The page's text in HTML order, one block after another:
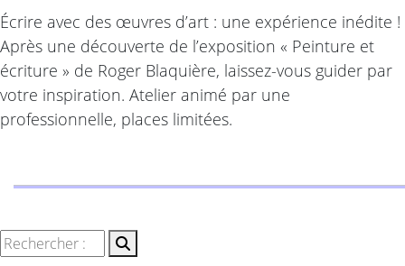
Écrire avec des œuvres d’art : une expérience inédite !
Après une découverte de l’exposition « Peinture et
écriture » de Roger Blaquière, laissez-vous guider par
votre inspiration. Atelier animé par une
professionnelle, places limitées.